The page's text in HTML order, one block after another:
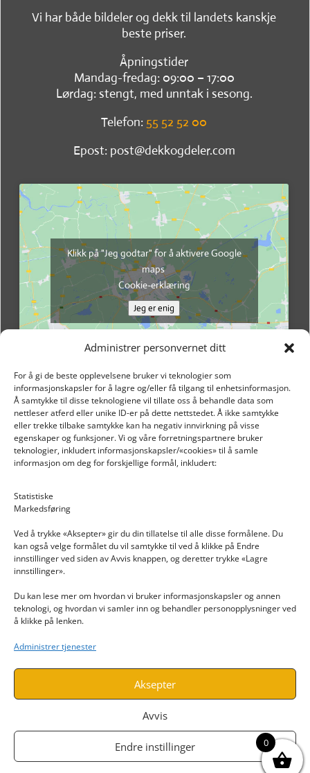
Administrer personvernet ditt
For å gi de beste opplevelsene bruker vi teknologier som
informasjonskapsler for å lagre og/eller få tilgang til enhetsinformasjon.
Å samtykke til disse teknologiene vil tillate oss å behandle data som
nettleser atferd eller unike ID-er på dette nettstedet. Å ikke samtykke
eller trekke tilbake samtykke kan ha negativ innvirkning på visse
egenskaper og funksjoner. Vi og våre forretningspartnere bruker
teknologier, inkludert informasjonskapsler/«cookies» til å samle
informasjon om deg for forskjellige formål, inkludert:
Statistiske
Markedsføring
Ved å trykke «Aksepter» gir du din tillatelse til alle disse formålene. Du
kan også velge formålet du vil samtykke til ved å klikke på Endre
innstillinger ved siden av Avvis knappen, og deretter trykke «Lagre
innstillinger».
Du kan lese mer om hvordan vi bruker informasjonskapsler og annen
teknologi, og hvordan vi samler inn og behandler personopplysninger ved
å klikke på lenken.
Administrer tjenester
Aksepter
Avvis
Endre instillinger
Vi har både bildeler og dekk til landets kanskje
beste priser.
Åpningstider
Mandag-fredag: 09:00 – 17:00
Lørdag: stengt, med unntak i sesong.
Telefon: 55 52 52 00
Epost: post@dekkogdeler.com
Klikk på "Jeg godtar" for å aktivere Google
maps
Cookie-erklæring
Jeg er enig
INFORMASJON
Personvern
0